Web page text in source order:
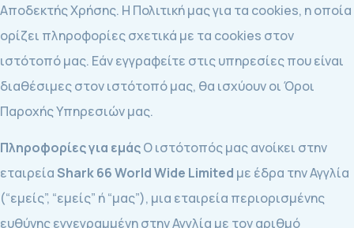
Αποδεκτής Χρήσης. Η Πολιτική μας για τα cookies, η οποία
ορίζει πληροφορίες σχετικά με τα cookies στον
ιστότοπό μας. Εάν εγγραφείτε στις υπηρεσίες που είναι
διαθέσιμες στον ιστότοπό μας, θα ισχύουν οι Όροι
Παροχής Υπηρεσιών μας.
Πληροφορίες για εμάςΟ ιστότοπός μας ανοίκει στην
εταιρείαShark 66 World Wide Limited με έδρα την Αγγλία
(“εμείς”, “εμείς” ή “μας”), μια εταιρεία περιορισμένης
ευθύνης εγγεγραμμένη στην Αγγλία με τον αριθμό